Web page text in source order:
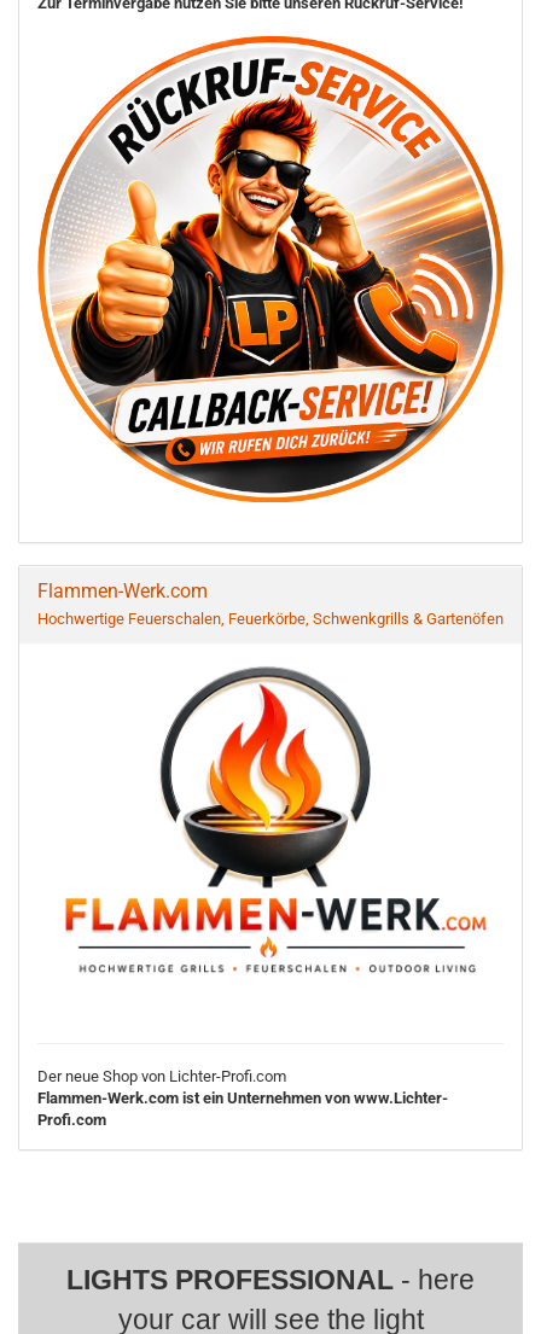
Flammen-Werk.com
Hochwertige Feuerschalen, Feuerkörbe, Schwenkgrills & Gartenöfen
Der neue Shop von Lichter-Profi.com
Flammen-Werk.com ist ein Unternehmen von www.Lichter-
Profi.com
LIGHTS PROFESSIONAL - here
your car will see the light